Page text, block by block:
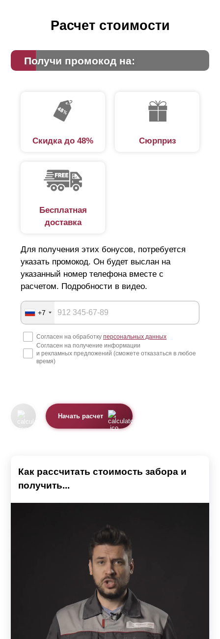
Расчет стоимости
Получи промокод на:
Скидка до 48% Сюрприз
Бесплатная
доставка
Для получения этих бонусов, потребуется
указать промокод. Он будет выслан на
указанный номер телефона вместе с
расчетом. Подробности в видео.
+7
Согласен на обработку персональных данных
Согласен на получение информации
и рекламных предложений (сможете отказаться в любое
время)
Начать расчет
Как рассчитать стоимость забора и
получить...